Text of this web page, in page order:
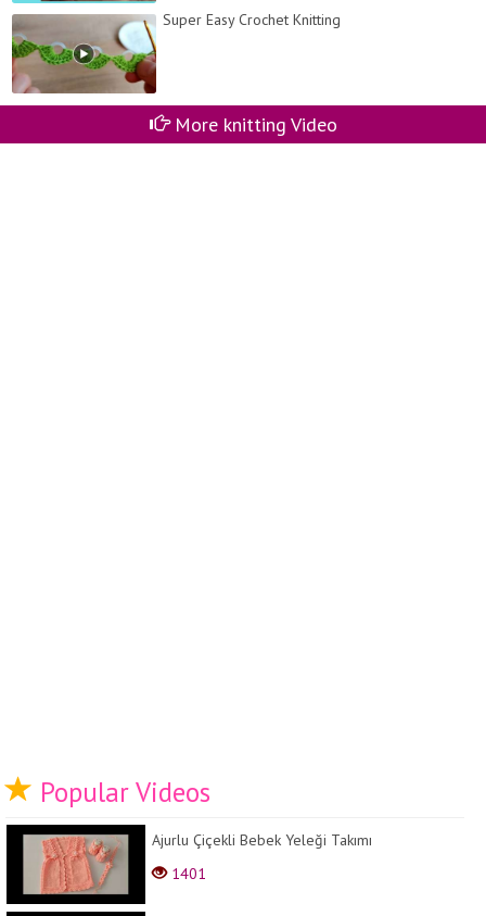
Super Easy Crochet Knitting
More knitting Video
Popular Videos
Ajurlu Çiçekli Bebek Yeleği Takımı
1401